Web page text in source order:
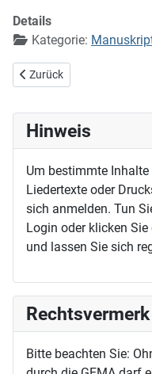
Details
Kategorie:
Vorheriger Beitrag: Nun
Zurück
Hinweis
Um bestimmte
Liedertexte oder
sich anmelden. Tun
Login oder klicken
und lassen Sie sich
Rechtsvermerk
Bitte beachten Sie: